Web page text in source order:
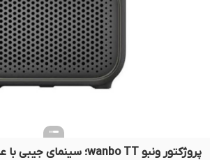
پروژکتور ونبو wanbo TT؛ سینمای جیبی با عملکرد هوشمند!